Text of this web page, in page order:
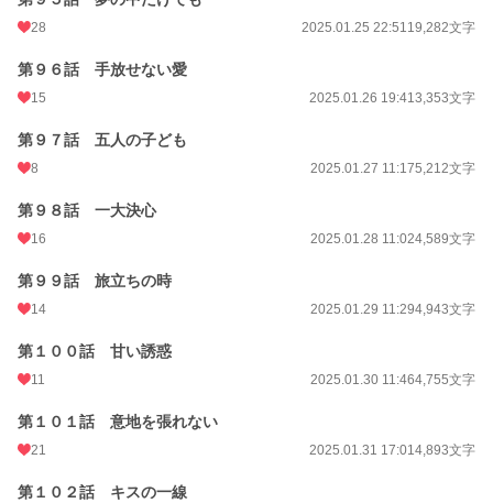
28 2025.01.25 22:5119,282文字
第９６話 手放せない愛
15 2025.01.26 19:413,353文字
第９７話 五人の子ども
8 2025.01.27 11:175,212文字
第９８話 一大決心
16 2025.01.28 11:024,589文字
第９９話 旅立ちの時
14 2025.01.29 11:294,943文字
第１００話 甘い誘惑
11 2025.01.30 11:464,755文字
第１０１話 意地を張れない
21 2025.01.31 17:014,893文字
第１０２話 キスの一線